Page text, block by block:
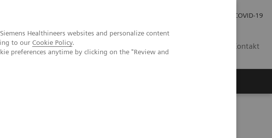
Healthineers websites and personalize content
to our Cookie Policy.
preferences anytime by clicking on the "Review and
COVID-19
Kontakt